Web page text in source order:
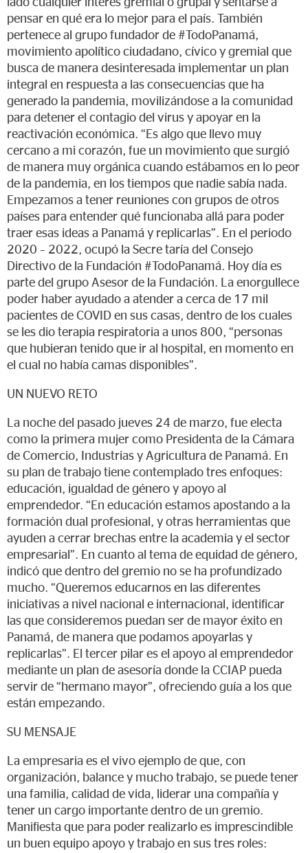
lado cualquier interés gremial o grupal y sentarse a
pensar en qué era lo mejor para el país. También
pertenece al grupo fundador de #TodoPanamá,
movimiento apolítico ciudadano, cívico y gremial que
busca de manera desinteresada implementar un plan
integral en respuesta a las consecuencias que ha
generado la pandemia, movilizándose a la comunidad
para detener el contagio del virus y apoyar en la
reactivación económica. “Es algo que llevo muy
cercano a mi corazón, fue un movimiento que surgió
de manera muy orgánica cuando estábamos en lo peor
de la pandemia, en los tiempos que nadie sabía nada.
Empezamos a tener reuniones con grupos de otros
países para entender qué funcionaba allá para poder
traer esas ideas a Panamá y replicarlas”. En el periodo
2020 – 2022, ocupó la Secre taría del Consejo
Directivo de la Fundación #TodoPanamá. Hoy día es
parte del grupo Asesor de la Fundación. La enorgullece
poder haber ayudado a atender a cerca de 17 mil
pacientes de COVID en sus casas, dentro de los cuales
se les dio terapia respiratoria a unos 800, “personas
que hubieran tenido que ir al hospital, en momento en
el cual no había camas disponibles”.
UN NUEVO RETO
La noche del pasado jueves 24 de marzo, fue electa
como la primera mujer como Presidenta de la Cámara
de Comercio, Industrias y Agricultura de Panamá. En
su plan de trabajo tiene contemplado tres enfoques:
educación, igualdad de género y apoyo al
emprendedor. “En educación estamos apostando a la
formación dual profesional, y otras herramientas que
ayuden a cerrar brechas entre la academia y el sector
empresarial”. En cuanto al tema de equidad de género,
indicó que dentro del gremio no se ha profundizado
mucho. “Queremos educarnos en las diferentes
iniciativas a nivel nacional e internacional, identificar
las que consideremos puedan ser de mayor éxito en
Panamá, de manera que podamos apoyarlas y
replicarlas”. El tercer pilar es el apoyo al emprendedor
mediante un plan de asesoría donde la CCIAP pueda
servir de “hermano mayor”, ofreciendo guía a los que
están empezando.
SU MENSAJE
La empresaria es el vivo ejemplo de que, con
organización, balance y mucho trabajo, se puede tener
una familia, calidad de vida, liderar una compañía y
tener un cargo importante dentro de un gremio.
Manifiesta que para poder realizarlo es imprescindible
un buen equipo apoyo y trabajo en sus tres roles: